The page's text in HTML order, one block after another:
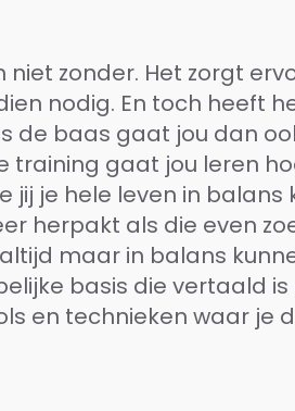
niet zonder. Het zorgt
nodig. En toch heeft
baas gaat jou dan
training gaat jou leren
jij je hele leven in
herpakt als die even
maar in balans
basis die vertaald
en technieken waar je